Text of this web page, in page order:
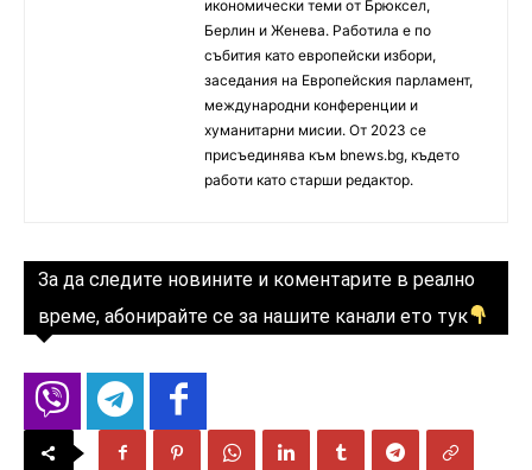
икономически теми от Брюксел,
Берлин и Женева. Работила е по
събития като европейски избори,
заседания на Европейския парламент,
международни конференции и
хуманитарни мисии. От 2023 се
присъединява към bnews.bg, където
работи като старши редактор.
За да следите новините и коментарите в реално
време, абонирайте се за нашите канали ето тук